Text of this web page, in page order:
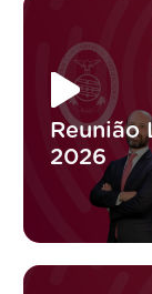
Reunião
2026